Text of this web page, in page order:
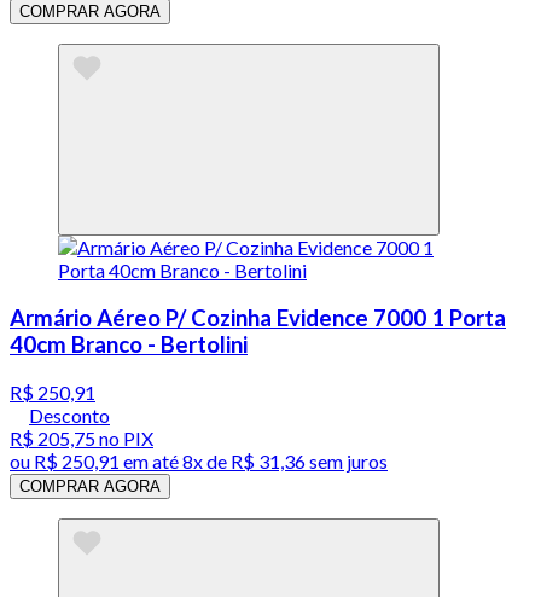
COMPRAR AGORA
Armário Aéreo P/ Cozinha Evidence 7000 1 Porta
40cm Branco - Bertolini
R$ 250,91
Desconto
R$ 205,75no PIX
ou R$ 250,91 em até8x de R$ 31,36 sem juros
COMPRAR AGORA